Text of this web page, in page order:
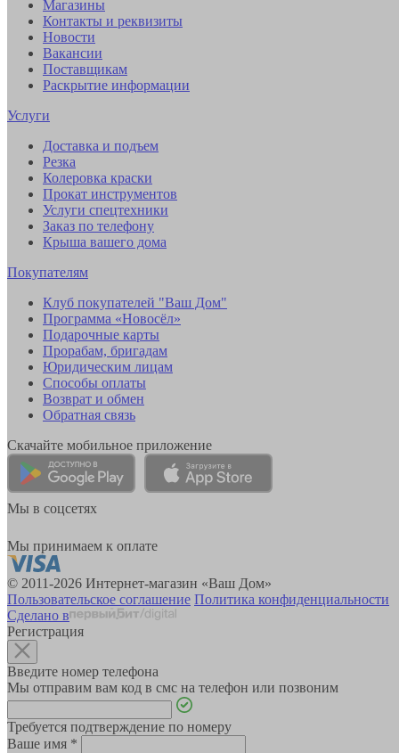
Магазины
Контакты и реквизиты
Новости
Вакансии
Поставщикам
Раскрытие информации
Услуги
Доставка и подъем
Резка
Колеровка краски
Прокат инструментов
Услуги спецтехники
Заказ по телефону
Крыша вашего дома
Покупателям
Клуб покупателей "Ваш Дом"
Программа «Новосёл»
Подарочные карты
Прорабам, бригадам
Юридическим лицам
Способы оплаты
Возврат и обмен
Обратная связь
Скачайте мобильное приложение
Мы в соцсетях
Мы принимаем к оплате
© 2011-2026 Интернет-магазин «Ваш Дом»
Пользовательское соглашение Политика конфиденциальности
Сделано в
Регистрация
Введите номер телефона
Мы отправим вам код в смс на телефон или позвоним
Требуется подтверждение по номеру
Ваше имя *